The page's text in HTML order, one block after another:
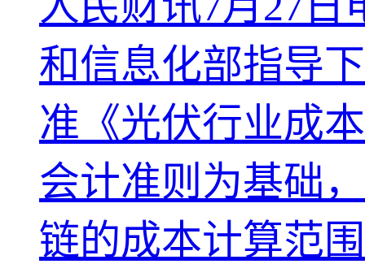
和信息化部指导
准《光伏行业成
会计准则为基础
链的成本计算范